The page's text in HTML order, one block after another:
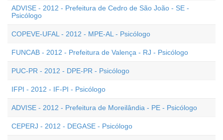
ADVISE - 2012 - Prefeitura de Cedro de São João - SE -
Psicólogo
COPEVE-UFAL - 2012 - MPE-AL - Psicólogo
FUNCAB - 2012 - Prefeitura de Valença - RJ - Psicólogo
PUC-PR - 2012 - DPE-PR - Psicólogo
IFPI - 2012 - IF-PI - Psicólogo
ADVISE - 2012 - Prefeitura de Moreilândia - PE - Psicólogo
CEPERJ - 2012 - DEGASE - Psicólogo